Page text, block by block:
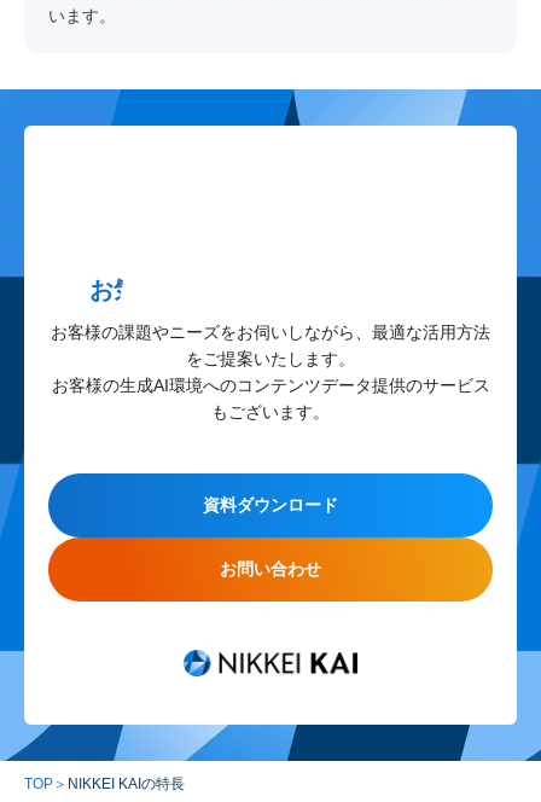
います。
お気軽にお問い合わせください。
お客様の課題やニーズをお伺いしながら、最適な活用方法
をご提案いたします。
お客様の生成AI環境へのコンテンツデータ提供のサービス
もございます。
資料ダウンロード
お問い合わせ
TOP ＞ NIKKEI KAIの特長